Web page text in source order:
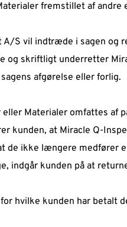
fremstillet af
A/S vil indtræde i sagen og
og skriftligt underretter
afgørelse eller forlig.
eller Materialer omfattes af
kunden, at Miracle Q-
de ikke længere medfører
indgår kunden på at
hvilke kunden har betalt